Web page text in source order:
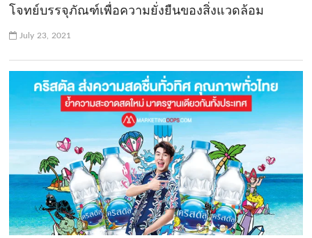
โจทย์บรรจุภัณฑ์เพื่อความยั่งยืนของสิ่งแวดล้อม
July 23, 2021